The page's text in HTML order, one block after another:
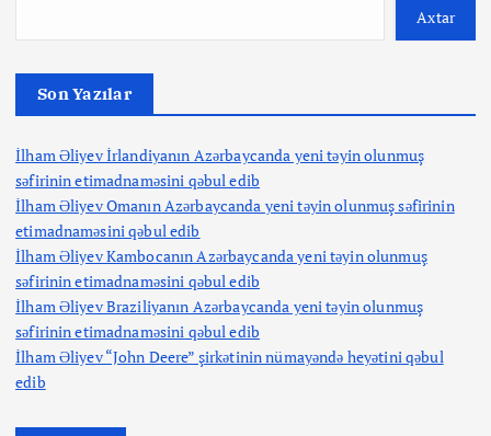
Axtar
Son Yazılar
İlham Əliyev İrlandiyanın Azərbaycanda yeni təyin olunmuş
səfirinin etimadnaməsini qəbul edib
İlham Əliyev Omanın Azərbaycanda yeni təyin olunmuş səfirinin
etimadnaməsini qəbul edib
İlham Əliyev Kambocanın Azərbaycanda yeni təyin olunmuş
səfirinin etimadnaməsini qəbul edib
İlham Əliyev Braziliyanın Azərbaycanda yeni təyin olunmuş
səfirinin etimadnaməsini qəbul edib
İlham Əliyev “John Deere” şirkətinin nümayəndə heyətini qəbul
edib